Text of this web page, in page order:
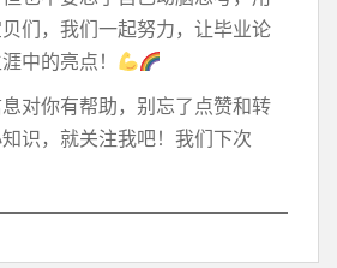
们，我们一起努力，让毕业论
中的亮点！
对你有帮助，别忘了点赞和转
识，就关注我吧！我们下次